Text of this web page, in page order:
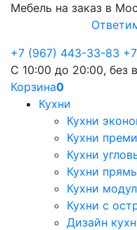
Мебель на заказ в
+7 (967) 443-33-83
С 10:00 до 20:00, без
Корзина0
Кухни
Кухни
Кухни
Кухни
Кухни
Кухни
Кухни с
Дизайн